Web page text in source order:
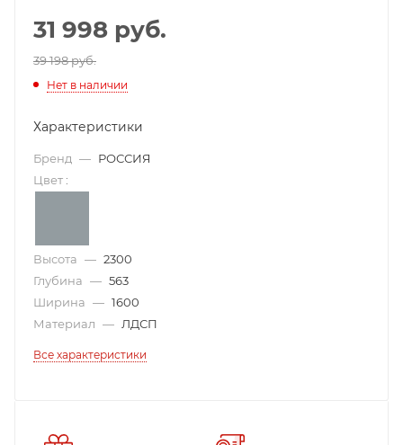
31 998 руб.
39 198 руб.
Нет в наличии
Характеристики
Бренд — РОССИЯ
Цвет :
Высота — 2300
Глубина — 563
Ширина — 1600
Материал — ЛДСП
Все характеристики